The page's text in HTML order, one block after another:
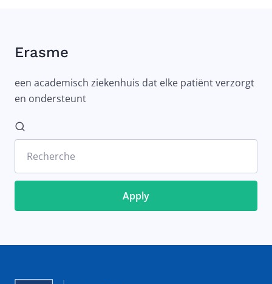
Erasme
een academisch ziekenhuis dat elke patiënt verzorgt
en ondersteunt
Recherche